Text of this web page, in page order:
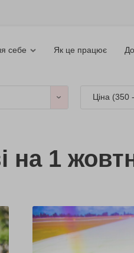
себе Як це працює
Ціна (350
на 1